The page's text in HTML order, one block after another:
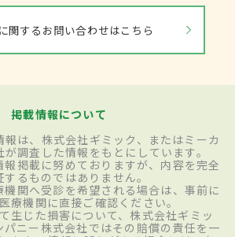
関するお問い合わせはこちら
掲載情報について
は、株式会社ギミック、またはミーカ
調査した情報をもとにしています。
掲載に努めておりますが、内容を完全
するものではありません。
関へ受診を希望される場合は、事前に
療機関に直接ご確認ください。
生じた損害について、株式会社ギミッ
パニー株式会社ではその賠償の責任を一